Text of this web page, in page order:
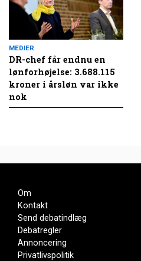
MEDIER
DR-chef får endnu en
lønforhøjelse: 3.688.115
kroner i årsløn var ikke
nok
Om
Kontakt
Send debatindlæg
Debatregler
Annoncering
Privatlivspolitik